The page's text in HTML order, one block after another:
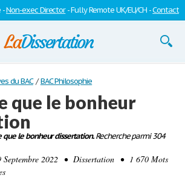
-Non-exec Director- Fully Remote UK/EU/CH -Contact
du BAC / BAC Philosophie
que le bonheur
que le bonheur dissertation.Recherche parmi 304
2022 • Dissertation • 1 670 Mots